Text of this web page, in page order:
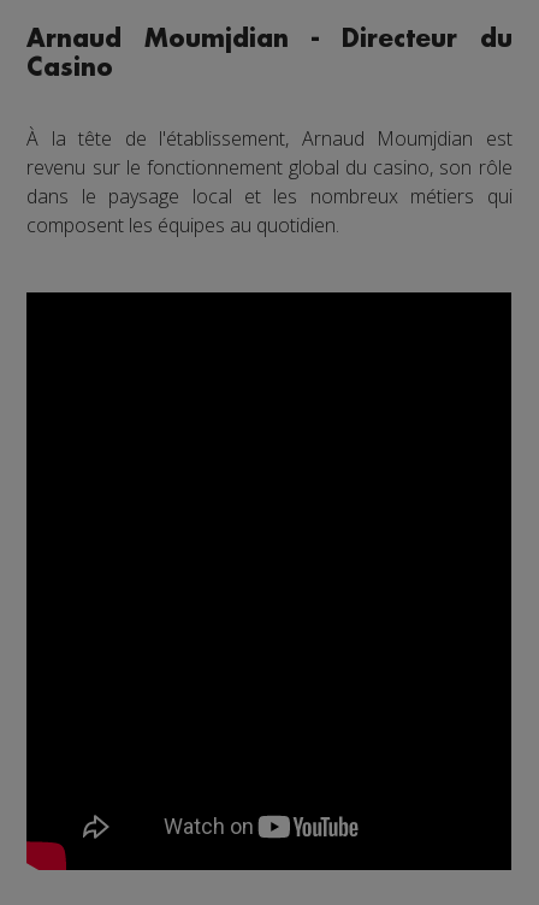
Arnaud Moumjdian - Directeur du
Casino
À la tête de l'établissement, Arnaud Moumjdian est
revenu sur le fonctionnement global du casino, son rôle
dans le paysage local et les nombreux métiers qui
composent les équipes au quotidien.